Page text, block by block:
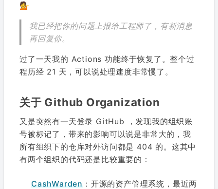
💁
我已经把你的问题上报给工程师了，有新消息
再回复你。
过了一天我的 Actions 功能终于恢复了。整个过
程历经 21 天，可以说处理速度非常慢了。
关于 Github Organization
又是突然有一天登录 GitHub ，发现我的组织账
号被标记了，带来的影响可以说是非常大的，我
所有组织下的仓库对外访问都是 404 的。这其中
有两个组织的代码还是比较重要的：
CashWarden ：开源的资产管理系统，最近两